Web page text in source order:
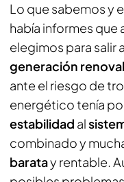
Lo que sabemos y
había informes que
elegimos para salir
generación
ante el riesgo de
energético tenía
estabilidad al
combinado y
baratay rentable.